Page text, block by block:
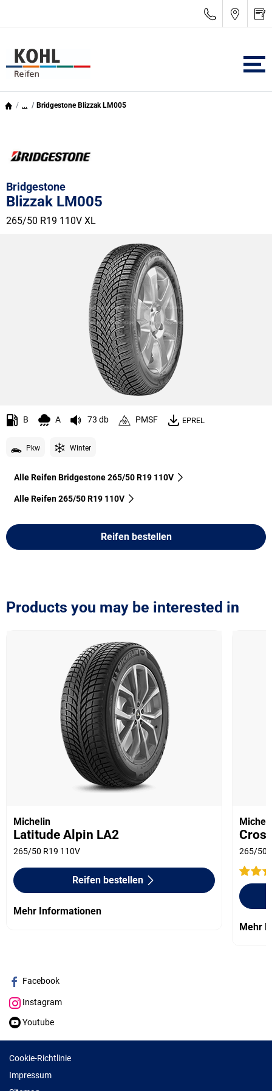
... Bridgestone Blizzak LM005
Bridgestone
Blizzak LM005
265/50 R19 110V XL
B A 73 db PMSF EPREL
Pkw Winter
Alle Reifen Bridgestone 265/50 R19 110V
Alle Reifen‎ 265/50 R19 110V
Reifen bestellen
Products you may be interested in
Michelin
Latitude Alpin LA2
265/50 R19 110V
Reifen bestellen
Mehr Informationen
265/50
Mehr
Facebook
Instagram
Youtube
Cookie-Richtlinie
Impressum